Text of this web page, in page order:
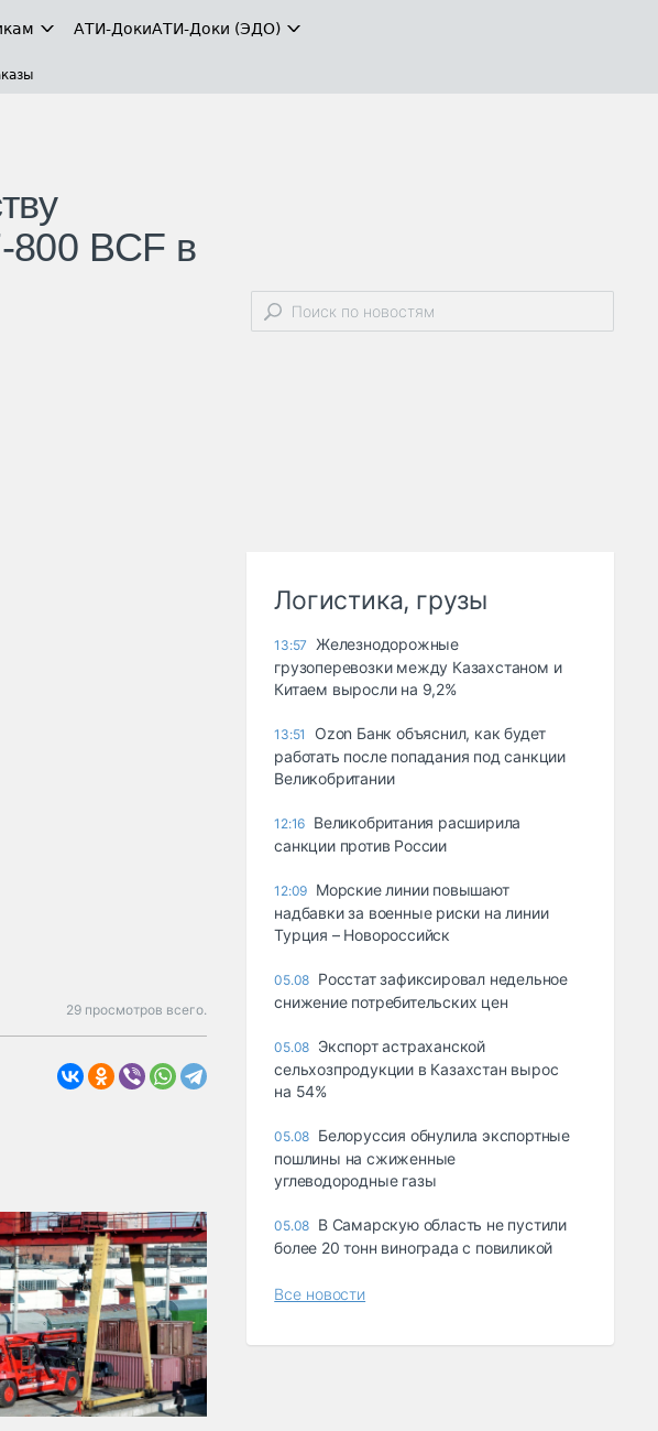
АТИ-ДокиАТИ-Доки (ЭДО)
800 BCF в
29 просмотров всего.
Логистика, грузы
13:57
Железнодорожные
грузоперевозки между Казахстаном и
Китаем выросли на 9,2%
13:51
Ozon Банк объяснил, как будет
работать после попадания под санкции
Великобритании
12:16 Великобритания расширила
санкции против России
12:09 Морские линии повышают
надбавки за военные риски на линии
Турция – Новороссийск
05.08 Росстат зафиксировал недельное
снижение потребительских цен
05.08 Экспорт астраханской
сельхозпродукции в Казахстан вырос
на 54%
05.08 Белоруссия обнулила экспортные
пошлины на сжиженные
углеводородные газы
05.08 В Самарскую область не пустили
более 20 тонн винограда с повиликой
Все новости